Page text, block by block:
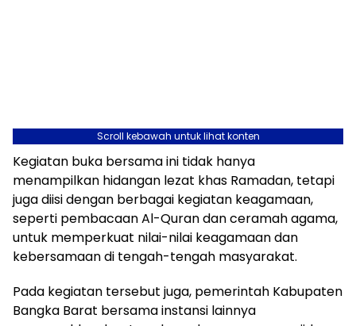
Scroll kebawah untuk lihat konten
Kegiatan buka bersama ini tidak hanya
menampilkan hidangan lezat khas Ramadan, tetapi
juga diisi dengan berbagai kegiatan keagamaan,
seperti pembacaan Al-Quran dan ceramah agama,
untuk memperkuat nilai-nilai keagamaan dan
kebersamaan di tengah-tengah masyarakat.
Pada kegiatan tersebut juga, pemerintah Kabupaten
Bangka Barat bersama instansi lainnya